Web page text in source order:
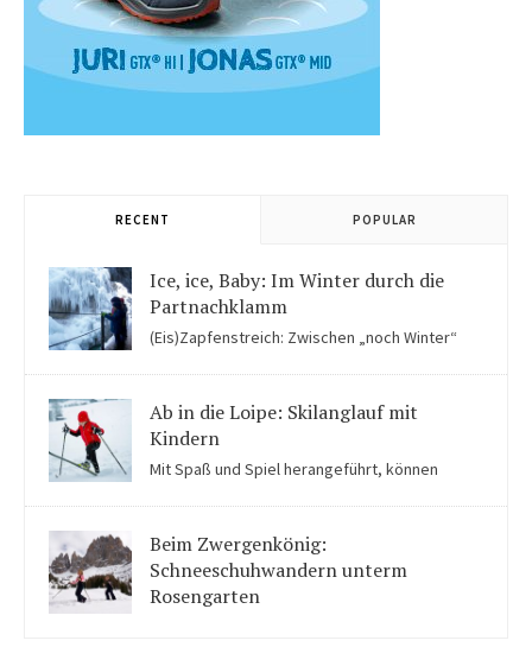
RECENT POPULAR
Ice, ice, Baby: Im Winter durch die
Partnachklamm
(Eis)Zapfenstreich: Zwischen „noch Winter“
Ab in die Loipe: Skilanglauf mit
Kindern
Mit Spaß und Spiel herangeführt, können
Beim Zwergenkönig:
Schneeschuhwandern unterm
Rosengarten